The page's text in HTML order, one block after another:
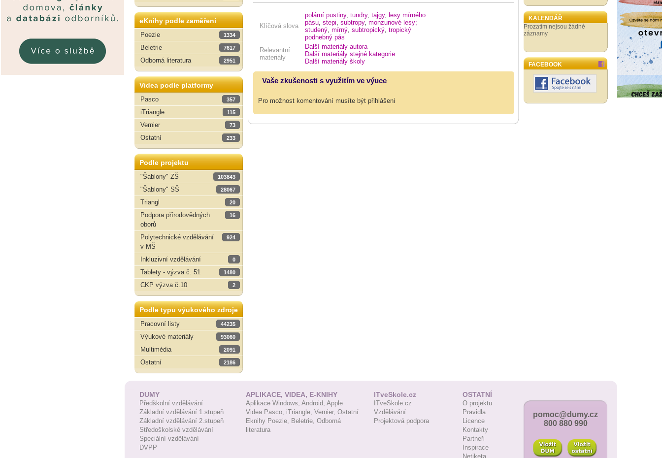
eKnihy podle zaměření
Poezie
1334
Beletrie 7617
Odborná literatura 2951
Videa podle platformy
Pasco
357
iTriangle 115
Vernier 73
Ostatní 233
Podle projektu
"Šablony" ZŠ
103843
"Šablony" SŠ 28067
Triangl 20
Podpora přírodovědných
oborů
16
Polytechnické vzdělávání
v MŠ
924
Inkluzivní vzdělávání 0
Tablety - výzva č. 51 1480
CKP výzva č.10 2
Podle typu výukového zdroje
Pracovní listy
44235
Výukové materiály 93060
Multimédia 2091
Ostatní 2186
Klíčová slova
polární pustiny, tundry, tajgy,
lesy mírného
pásu stepi subtropy, monzunové lesy;
studený mírný subtropický tropický
podnebný pás
Relevantní
materiály
Další materiály autora
Další materiály stejné kategorie
Další materiály školy
Vaše zkušenosti s využitím ve výuce
Pro možnost komentování musíte být přihlášeni
KALENDÁŘ
Prozatím nejsou žádné
záznamy
FACEBOOK
DUMY
Předškolní vzdělávání
Základní vzdělávání 1.stupeň
Základní vzdělávání 2.stupeň
Středoškolské vzdělávání
Speciální vzdělávání
DVPP
APLIKACE, VIDEA, E-KNIHY
Aplikace Windows, Android, Apple
Videa Pasco, iTriangle, Vernier, Ostatní
Eknihy Poezie, Beletrie, Odborná
literatura
ITveSkole.cz
ITveSkole.cz
Vzdělávání
Projektová podpora
OSTATNÍ
O projektu
Pravidla
Licence
Kontakty
Partneři
Inspirace
Netiketa
pomoc@dumy.cz
800 880 990